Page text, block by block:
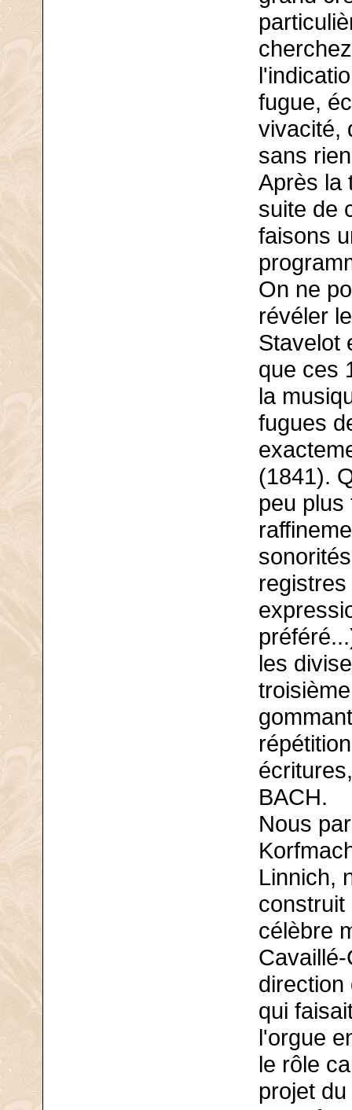
fugue,
vivacité,
sans
Après la
suite de
faisons
On ne
révéler
Stavelot
que ces
la
fugues
(1841).
peu plus
les
BACH.
Nous
Linnich,
construit
célèbre
direction
qui
l'orgue
le rôle
projet